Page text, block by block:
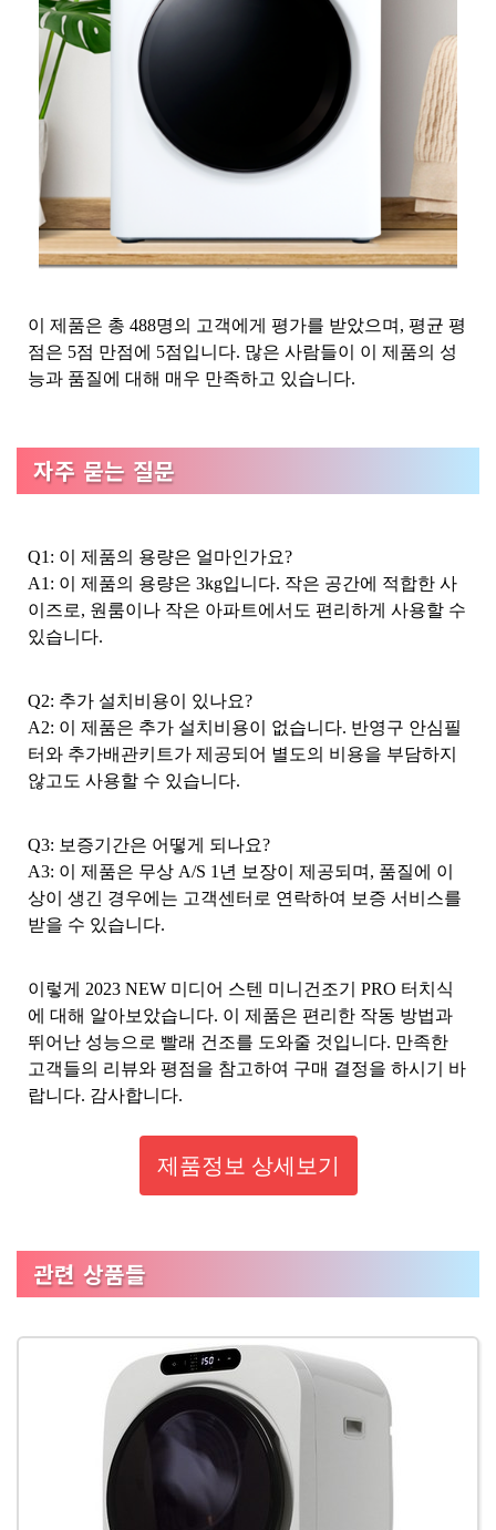
이 제품은 총 488명의 고객에게 평가를 받았으며, 평균 평
점은 5점 만점에 5점입니다. 많은 사람들이 이 제품의 성
능과 품질에 대해 매우 만족하고 있습니다.
자주 묻는 질문
Q1: 이 제품의 용량은 얼마인가요?
A1: 이 제품의 용량은 3kg입니다. 작은 공간에 적합한 사
이즈로, 원룸이나 작은 아파트에서도 편리하게 사용할 수
있습니다.
Q2: 추가 설치비용이 있나요?
A2: 이 제품은 추가 설치비용이 없습니다. 반영구 안심필
터와 추가배관키트가 제공되어 별도의 비용을 부담하지
않고도 사용할 수 있습니다.
Q3: 보증기간은 어떻게 되나요?
A3: 이 제품은 무상 A/S 1년 보장이 제공되며, 품질에 이
상이 생긴 경우에는 고객센터로 연락하여 보증 서비스를
받을 수 있습니다.
이렇게 2023 NEW 미디어 스텐 미니건조기 PRO 터치식
에 대해 알아보았습니다. 이 제품은 편리한 작동 방법과
뛰어난 성능으로 빨래 건조를 도와줄 것입니다. 만족한
고객들의 리뷰와 평점을 참고하여 구매 결정을 하시기 바
랍니다. 감사합니다.
제품정보 상세보기
관련 상품들